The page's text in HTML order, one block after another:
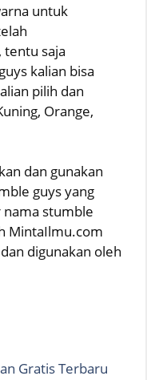
untuk
tentu saja
kalian bisa
pilih dan
Orange,
dan gunakan
guys yang
nama stumble
MintaIlmu.com
digunakan oleh
Gratis Terbaru